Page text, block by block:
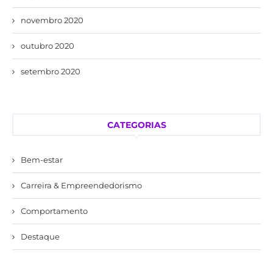
novembro 2020
outubro 2020
setembro 2020
CATEGORIAS
Bem-estar
Carreira & Empreendedorismo
Comportamento
Destaque